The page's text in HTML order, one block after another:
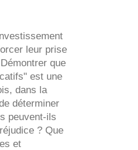
leur prise
que
est une
dans la
déterminer
peuvent-ils
? Que
et